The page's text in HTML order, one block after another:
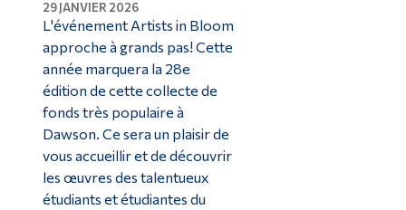
29 JANVIER 2026
L'événement Artists in Bloom
approche à grands pas! Cette
année marquera la 28e
édition de cette collecte de
fonds très populaire à
Dawson. Ce sera un plaisir de
vous accueillir et de découvrir
les œuvres des talentueux
étudiants et étudiantes du